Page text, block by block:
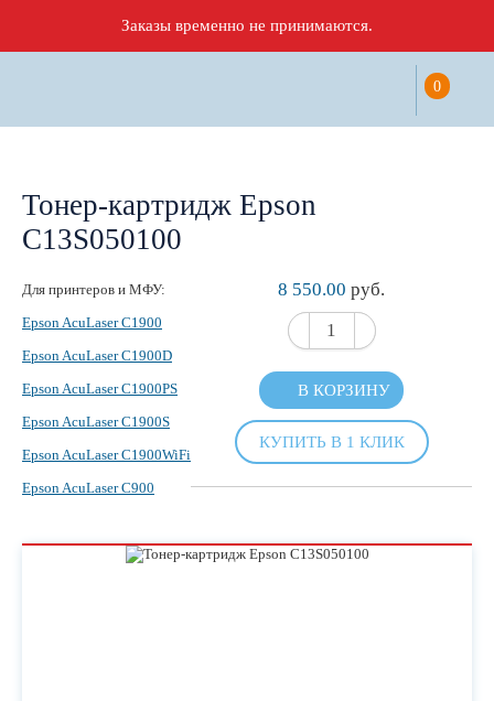
Заказы временно не принимаются.
0
Тонер-картридж Epson
C13S050100
Для принтеров и МФУ:
Epson AcuLaser C1900
Epson AcuLaser C1900D
Epson AcuLaser C1900PS
Epson AcuLaser C1900S
Epson AcuLaser C1900WiFi
Epson AcuLaser C900
8 550.00 руб.
В КОРЗИНУ
КУПИТЬ В 1 КЛИК